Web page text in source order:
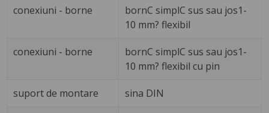
conexiuni - borne
bornC simplC sus sau jos1-
10 mm? flexibil
conexiuni - borne
bornC simplC sus sau jos1-
10 mm? flexibil cu pin
suport de montare sina DIN